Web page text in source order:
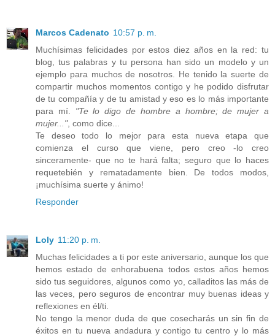
Marcos Cadenato 10:57 p. m.
Muchísimas felicidades por estos diez años en la red: tu
blog, tus palabras y tu persona han sido un modelo y un
ejemplo para muchos de nosotros. He tenido la suerte de
compartir muchos momentos contigo y he podido disfrutar
de tu compañía y de tu amistad y eso es lo más importante
para mí. "Te lo digo de hombre a hombre; de mujer a
mujer...", como dice...
Te deseo todo lo mejor para esta nueva etapa que
comienza el curso que viene, pero creo -lo creo
sinceramente- que no te hará falta; seguro que lo haces
requetebién y rematadamente bien. De todos modos,
¡muchísima suerte y ánimo!
Responder
Loly 11:20 p. m.
Muchas felicidades a ti por este aniversario, aunque los que
hemos estado de enhorabuena todos estos años hemos
sido tus seguidores, algunos como yo, calladitos las más de
las veces, pero seguros de encontrar muy buenas ideas y
reflexiones en él/ti.
No tengo la menor duda de que cosecharás un sin fin de
éxitos en tu nueva andadura y contigo tu centro y lo más